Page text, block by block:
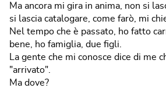
Ma ancora mi gira in anima, non si
si lascia catalogare, come farò, mi
Nel tempo che è passato, ho fatto
bene, ho famiglia, due figli.
La gente che mi conosce dice di me
"arrivato".
Ma dove?